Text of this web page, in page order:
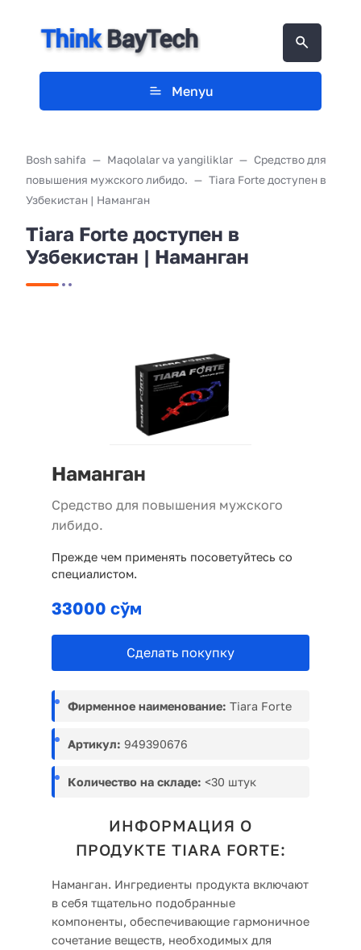
Menyu
Bosh sahifa Maqolalar va yangiliklar
Средство для
повышения мужского либидо.
Tiara Forte доступен в
Узбекистан | Наманган
Tiara Forte доступен в
Узбекистан | Наманган
Наманган
Средство для повышения мужского
либидо.
Прежде чем применять посоветуйтесь со
специалистом.
33000 сўм
Сделать покупку
Фирменное наименование: Tiara Forte
Артикул: 949390676
Количество на складе: <30 штук
ИНФОРМАЦИЯ О
ПРОДУКТЕ TIARA FORTE:
Наманган. Ингредиенты продукта включают
в себя тщательно подобранные
компоненты, обеспечивающие гармоничное
сочетание веществ, необходимых для